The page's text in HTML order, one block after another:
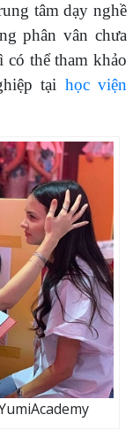
tâm dạy nghề
phân vân chưa
thể tham khảo
tại học viện